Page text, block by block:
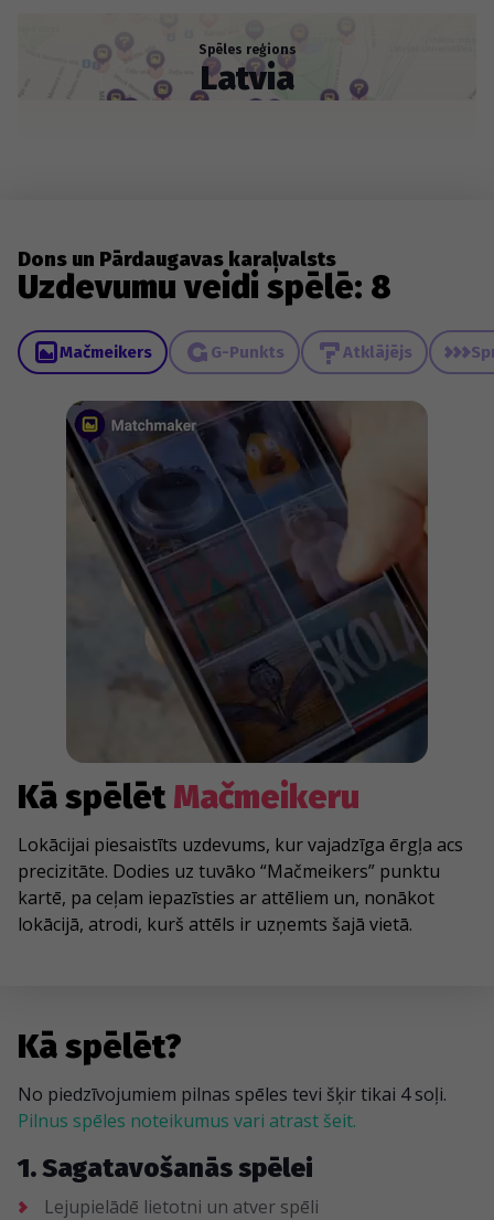
Spēles reģions
Latvia
Dons un Pārdaugavas karaļvalsts
Uzdevumu veidi spēlē: 8
Mačmeikers G-Punkts Atklājējs
Kā spēlētMačmeikeru
Lokācijai piesaistīts uzdevums, kur vajadzīga ērgļa acs
precizitāte. Dodies uz tuvāko “Mačmeikers” punktu
kartē, pa ceļam iepazīsties ar attēliem un, nonākot
lokācijā, atrodi, kurš attēls ir uzņemts šajā vietā.
Kā spēlēt?
No piedzīvojumiem pilnas spēles tevi šķir tikai 4 soļi.
Pilnus spēles noteikumus vari atrast šeit.
1. Sagatavošanās spēlei
Lejupielādē lietotni un atver spēli